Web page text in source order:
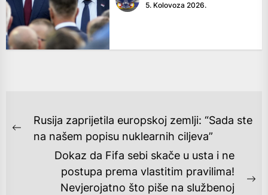
5. Kolovoza 2026.
NAVIGACIJA
OBJAVA
Previous
Rusija zaprijetila europskoj zemlji: “Sada ste
na našem popisu nuklearnih ciljeva”
Dokaz da Fifa sebi skače u usta i ne
postupa prema vlastitim pravilima!
Nevjerojatno što piše na službenoj